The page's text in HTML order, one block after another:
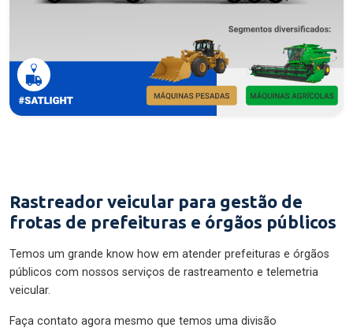
Rastreador veicular para gestão de
frotas de prefeituras e órgãos públicos
Temos um grande know how em atender prefeituras e órgãos
públicos com nossos serviços de rastreamento e telemetria
veicular.
Faça contato agora mesmo que temos uma divisão